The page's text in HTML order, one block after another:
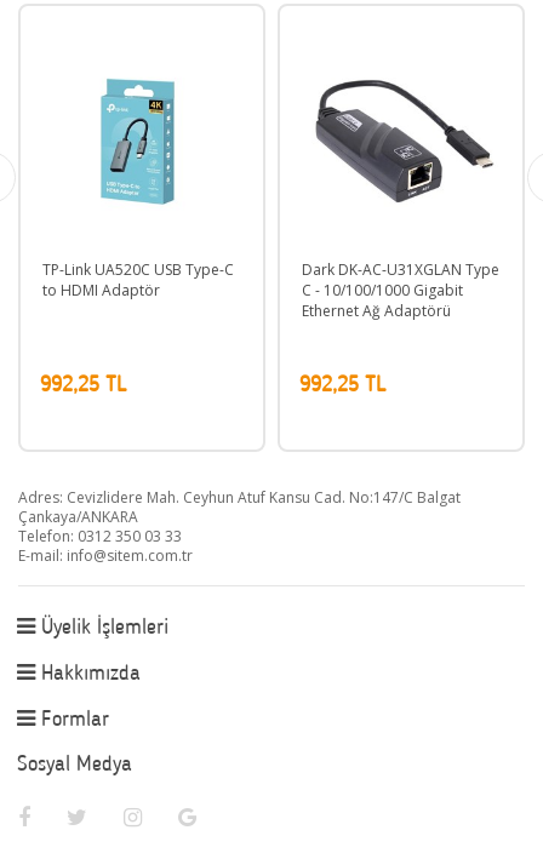
Link UA520C USB Type-C
Adaptör
TL
Dark DK-AC-U31XGLAN Type
C - 10/100/1000 Gigabit
Ethernet Ağ Adaptörü
992,25 TL
Adres: Cevizlidere Mah. Ceyhun Atuf Kansu Cad. No:147/C Balgat
Çankaya/ANKARA
Telefon: 0312 350 03 33
E-mail: info@sitem.com.tr
Üyelik İşlemleri
Hakkımızda
Formlar
Sosyal Medya